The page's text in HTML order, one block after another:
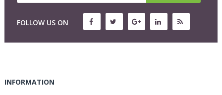
FOLLOW US ON
INFORMATION